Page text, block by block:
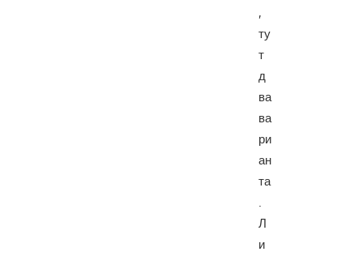
,
ту
т
д
ва
ва
ри
ан
та
Л
и